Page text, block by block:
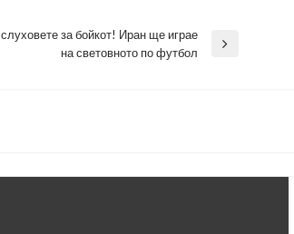
за бойкот! Иран ще играе
на световното по футбол